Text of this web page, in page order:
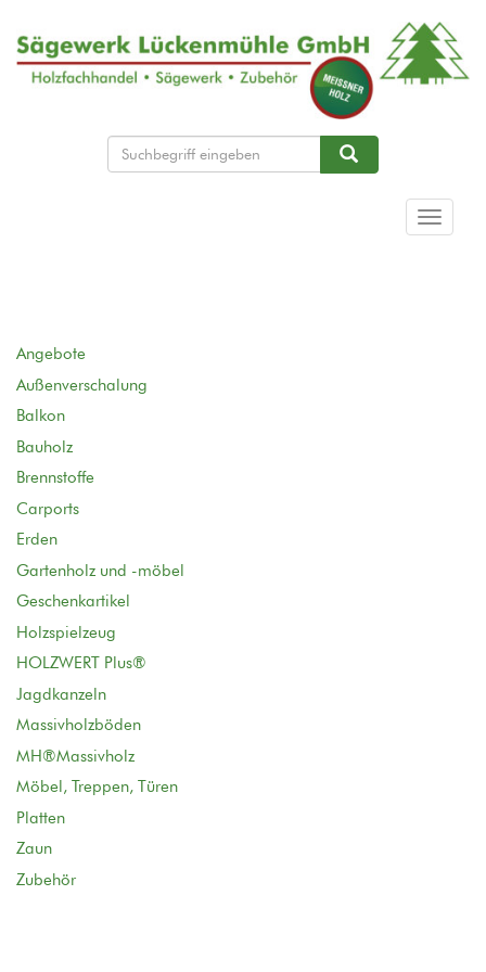
zum
Inhalt
Suche Suche
Angebote
Außenverschalung
Balkon
Bauholz
Brennstoffe
Carports
Erden
Gartenholz und -möbel
Geschenkartikel
Holzspielzeug
HOLZWERT Plus®
Jagdkanzeln
Massivholzböden
MH®Massivholz
Möbel, Treppen, Türen
Platten
Zaun
Zubehör